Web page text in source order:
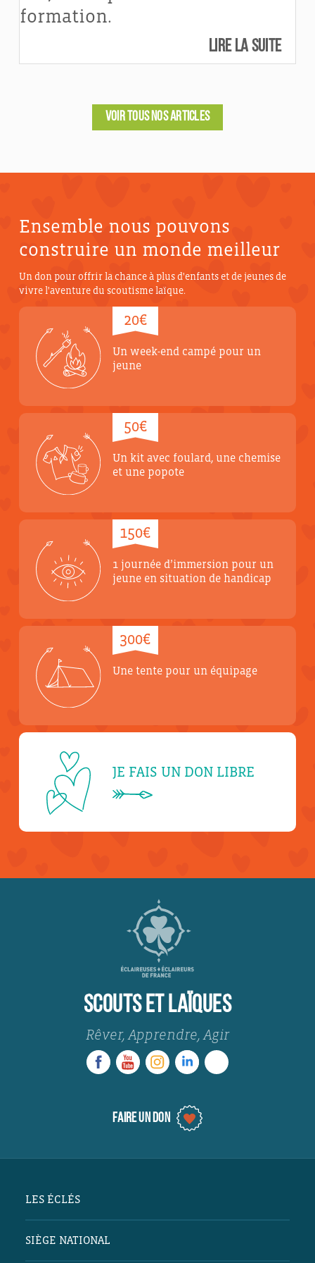
formation.
Lire la suite
VOIR TOUS NOS ARTICLES
Ensemble nous pouvons
construire un monde meilleur
Un don pour offrir la chance à plus d'enfants et de jeunes de
vivre l'aventure du scoutisme laïque.
20€
Un week-end campé pour un
jeune
50€
Un kit avec foulard, une chemise
et une popote
150€
1 journée d’immersion pour un
jeune en situation de handicap
300€
Une tente pour un équipage
JE FAIS UN DON LIBRE
SCOUTS ET LAÏQUES
Rêver, Apprendre, Agir
FAIRE UN DON
LES ÉCLÉS
Projet éducatif
SIÈGE NATIONAL